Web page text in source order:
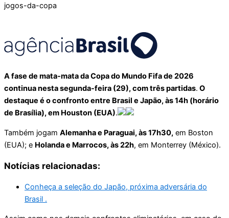
A fase de mata‑mata da Copa do Mundo Fifa de 2026
continua nesta segunda‑feira (29), com três partidas. O
destaque é o confronto entre Brasil e Japão, às 14h (horário
de Brasília), em Houston (EUA).
Também jogam Alemanha e Paraguai, às 17h30, em Boston
(EUA); e Holanda e Marrocos, às 22h, em Monterrey (México).
Notícias relacionadas:
Conheça a seleção do Japão, próxima adversária do
Brasil .